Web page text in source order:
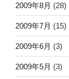
2009年8月 (28)
2009年7月 (15)
2009年6月 (3)
2009年5月 (3)